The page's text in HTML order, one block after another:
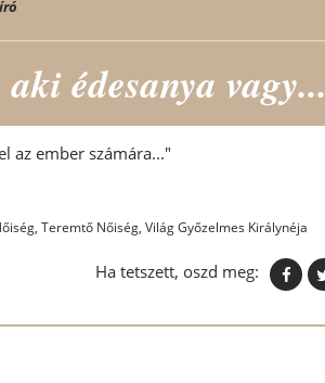
édesanya vagy...
az ember számára..."
, Teremtő Nőiség, Világ Győzelmes Királynéja
Ha tetszett, oszd meg: